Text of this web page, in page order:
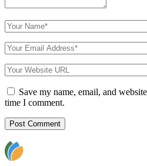
Save my name, email, and
time I comment.